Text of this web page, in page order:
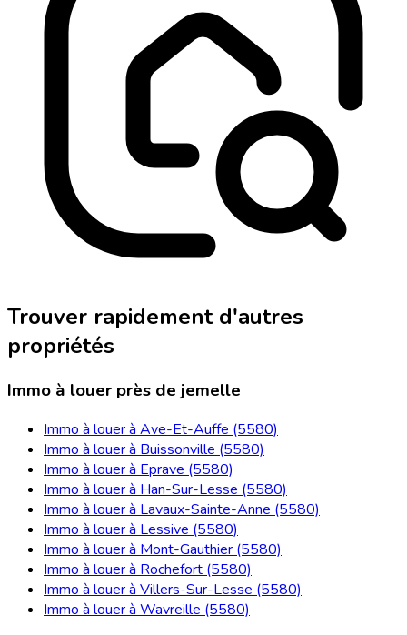
Trouver rapidement d'autres
propriétés
Immo à louer près de jemelle
Immo à louer à Ave-Et-Auffe (5580)
Immo à louer à Buissonville (5580)
Immo à louer à Eprave (5580)
Immo à louer à Han-Sur-Lesse (5580)
Immo à louer à Lavaux-Sainte-Anne (5580)
Immo à louer à Lessive (5580)
Immo à louer à Mont-Gauthier (5580)
Immo à louer à Rochefort (5580)
Immo à louer à Villers-Sur-Lesse (5580)
Immo à louer à Wavreille (5580)